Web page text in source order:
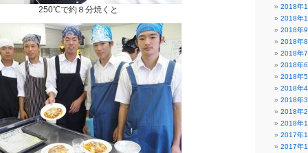
250℃で約８分焼くと
2018年
2018年
2018年9
2018年8
2018年7
2018年6
2018年5
2018年4
2018年3
2018年2
2018年1
2017年
2017年